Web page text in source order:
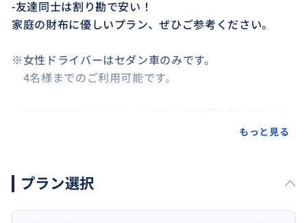
-友達同士は割り勘で安い！
家庭の財布に優しいプラン、ぜひご参考ください。
※女性ドライバーはセダン車のみです。
4名様までのご利用可能です。
れば、アレンジ可能です。
もっと見る
プラン選択